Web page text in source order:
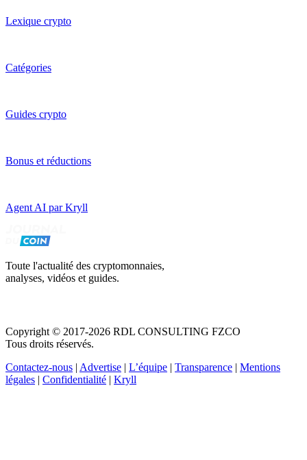
Lexique crypto
Catégories
Guides crypto
Bonus et réductions
Agent AI par Kryll
Toute l'actualité des cryptomonnaies,
analyses, vidéos et guides.
Copyright © 2017-2026 RDL CONSULTING FZCO
Tous droits réservés.
Contactez-nous Advertise L’équipe Transparence
Mentions
légales
Confidentialité Kryll